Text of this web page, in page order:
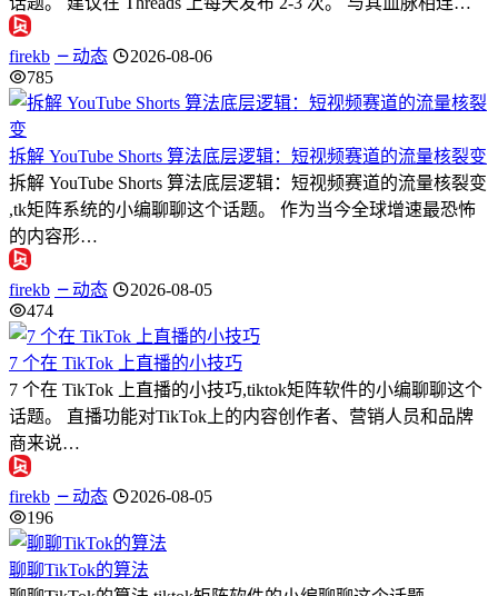
firekb 动态
2026-08-06
785
拆解 YouTube Shorts 算法底层逻辑：短视频赛道的流量核裂变
拆解 YouTube Shorts 算法底层逻辑：短视频赛道的流量核裂变
,tk矩阵系统的小编聊聊这个话题。 作为当今全球增速最恐怖
的内容形…
firekb 动态
2026-08-05
474
7 个在 TikTok 上直播的小技巧
7 个在 TikTok 上直播的小技巧,tiktok矩阵软件的小编聊聊这个
话题。 直播功能对TikTok上的内容创作者、营销人员和品牌
商来说…
firekb 动态
2026-08-05
196
聊聊TikTok的算法